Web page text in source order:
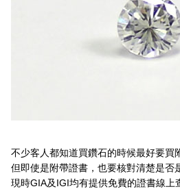
不少客人都知道買鑽石的時候最好要買
但即使是附帶證書，也要核對清楚是否
現時GIA及IGI均有提供免費的證書線上